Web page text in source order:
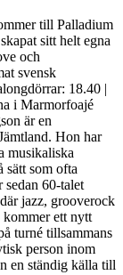
till Palladium
sitt helt egna
och
svensk
18.40 |
i Marmorfoajé
är en
Hon har
musikaliska
sätt som ofta
sedan 60-talet
jazz, grooverock
ett nytt
turné tillsammans
person inom
en ständig källa till